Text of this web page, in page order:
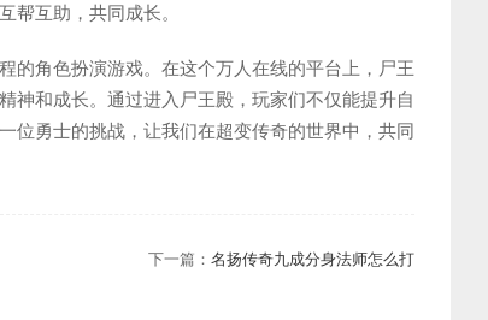
帮互助，共同成长。
的角色扮演游戏。在这个万人在线的平台上，尸王
神和成长。通过进入尸王殿，玩家们不仅能提升自
位勇士的挑战，让我们在超变传奇的世界中，共同
下一篇： 名扬传奇九成分身法师怎么打